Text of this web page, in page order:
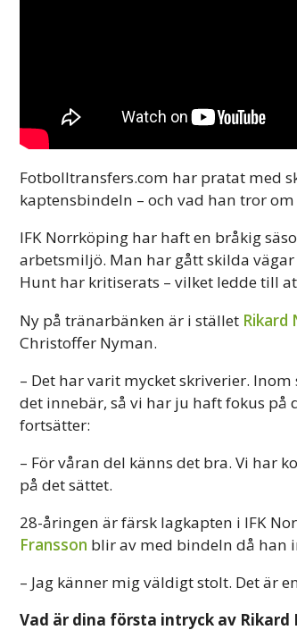
Fotbolltransfers.com har pratat med
kaptensbindeln – och vad han tror
IFK Norrköping har haft en bråkig
arbetsmiljö. Man har gått skilda
Hunt har kritiserats – vilket ledde till
Ny på tränarbänken är i stället Rikard
Christoffer Nyman.
– Det har varit mycket skriverier.
det innebär, så vi har ju haft fokus
fortsätter:
– För våran del känns det bra. Vi har
på det sättet.
28-åringen är färsk lagkapten i IFK
Fransson blir av med bindeln då han
– Jag känner mig väldigt stolt. Det är
Vad är dina första intryck av Rikard